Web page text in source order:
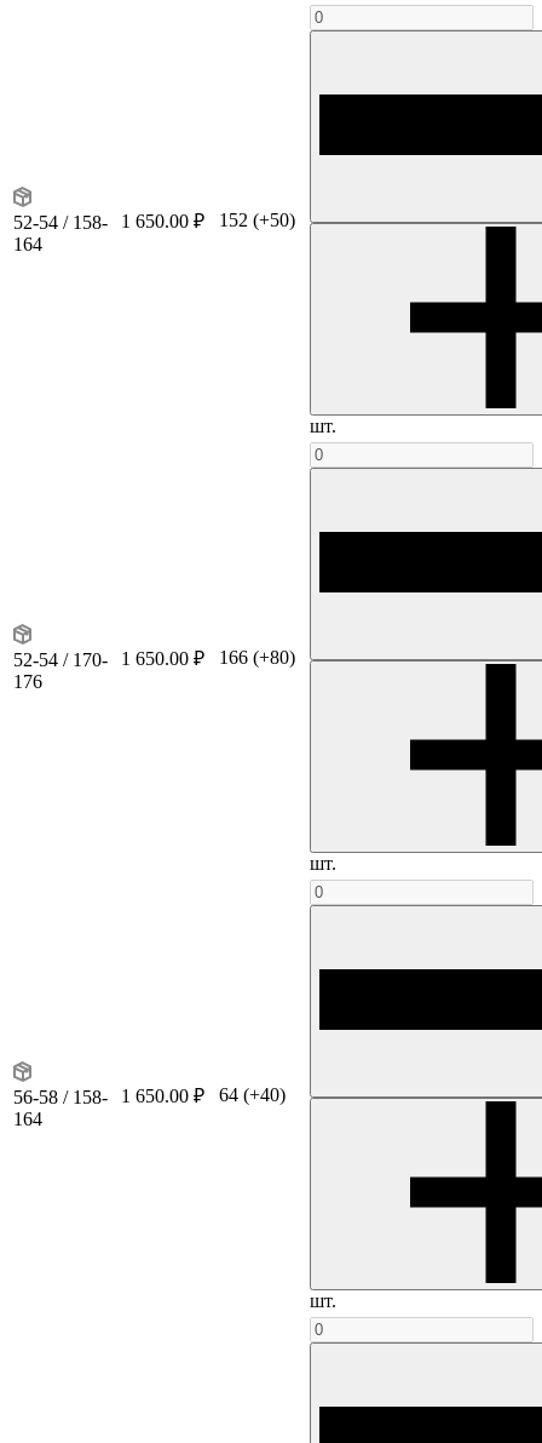
52-54 / 158-
164
1 650.00 ₽ 152 (+50)
шт.
52-54 / 170-
176
1 650.00 ₽ 166 (+80)
шт.
56-58 / 158-
164
1 650.00 ₽ 64 (+40)
шт.